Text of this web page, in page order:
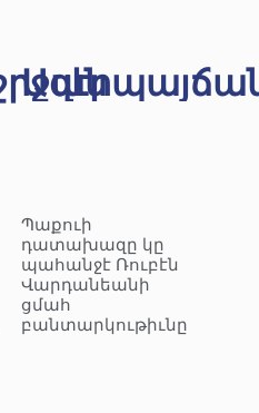
Պաքուի
դատախազը կը
պահանջէ Ռուբէն
Վարդանեանի
ցմահ
բանտարկութիւնը